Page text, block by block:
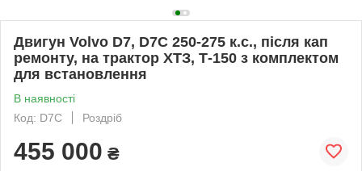
Двигун Volvo D7, D7C 250-275 к.с., після кап
ремонту, на трактор ХТЗ, Т-150 з комплектом
для встановлення
В наявності
Код: D7C
Роздріб
455 000 ₴